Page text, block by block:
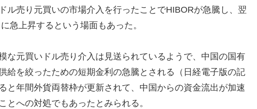
ル売り元買いの市場介入を行ったことでHIBORが急騰し、翌
急上昇するという場面もあった。
な元買いドル売り介入は見送られているようで、中国の国有
給を絞ったための短期金利の急騰とされる（日経電子版の記
と年間外貨両替枠が更新されて、中国からの資金流出が加速
とへの対処でもあったとみられる。